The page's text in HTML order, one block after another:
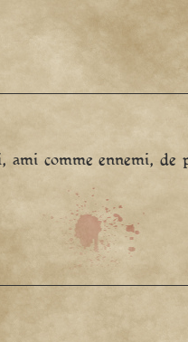
ami comme ennemi, de